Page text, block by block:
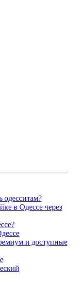
одесситам?
в Одессе через
и доступные